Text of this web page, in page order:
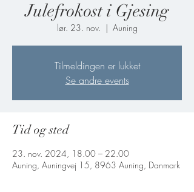
Julefrokost i Gjesing
lør. 23. nov.
  |
Auning
Tilmeldingen er lukket
Se andre events
Tid og sted
23. nov. 2024, 18.00 – 22.00
Auning, Auningvej 15, 8963 Auning, Danmark